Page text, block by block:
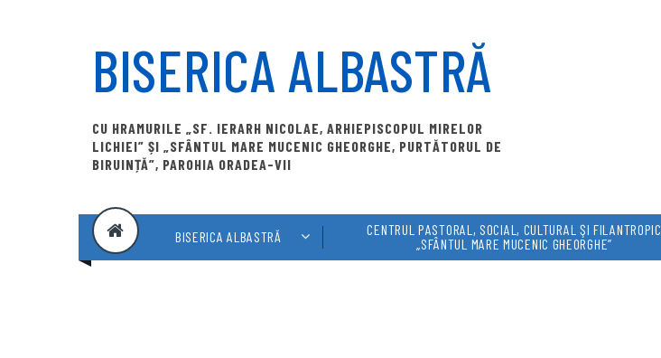
BISERICA ALBASTRĂ
CU HRAMURILE „SF. IERARH NICOLAE, ARHIEPISCOPUL MIRELOR
LICHIEI” ȘI „SFÂNTUL MARE MUCENIC GHEORGHE, PURTĂTORUL DE
BIRUINȚĂ”, PAROHIA ORADEA-VII
BISERICA ALBASTRĂ
CENTRUL PASTORAL, SOCIAL, CULTURAL ŞI FILANTROPIC
„SFÂNTUL MARE MUCENIC GHEORGHE”